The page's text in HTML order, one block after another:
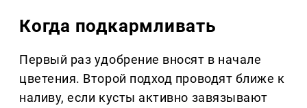
Когда подкармливать
Первый раз удобрение вносят в начале
цветения. Второй подход проводят ближе к
наливу, если кусты активно завязывают